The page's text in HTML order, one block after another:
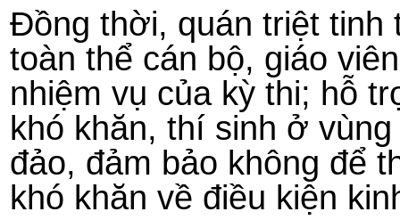
Đồng thời, quán triệt tinh
toàn thể cán bộ, giáo
nhiệm vụ của kỳ thi; hỗ
khó khăn, thí sinh ở
đảo, đảm bảo không để
khó khăn về điều kiện